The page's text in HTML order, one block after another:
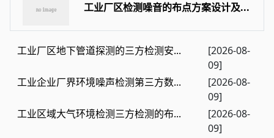
工业厂区检测噪音的布点方案设计及...
工业厂区地下管道探测的三方检测安...
[2026-08-
09]
工业企业厂界环境噪声检测第三方数...
[2026-08-
09]
工业区域大气环境检测三方检测的布...
[2026-08-
09]